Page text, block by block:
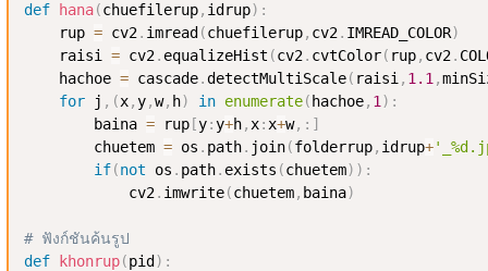
def
hana(chuefilerup, idrup) :
    rup
= cv2. imread (chuefilerup, cv2. IMREAD_COLOR)
    raisi
= cv2. equalizeHist (cv2. cvtColor( rup, cv2.
    hachoe
= cascade.detectMultiScale( raisi , 1.1 ,
for j , (x,y,w, h) in enumerate( hachoe, 1 ) :
        baina
= rup [y:y+h, x: x+w, : ]
        chuetem
= os . path. join(folderrup, idrup+
if(not os . path. exists (chuetem) ) :
            cv2
. imwrite(chuetem, baina)
# ฟังก์ชันค้นรูป
def
khonrup(pid ) :